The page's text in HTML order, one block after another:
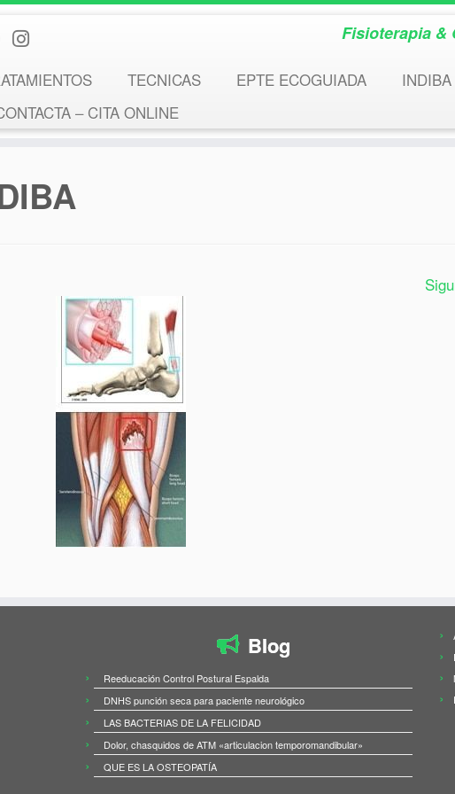
Fisioterapia &
TECNICAS EPTE ECOGUIADA INDIBA
– CITA ONLINE
Blog
Reeducación Control Postural Espalda
DNHS punción seca para paciente neurológico
LAS BACTERIAS DE LA FELICIDAD
Dolor, chasquidos de ATM «articulacion temporomandibular»
QUE ES LA OSTEOPATÍA